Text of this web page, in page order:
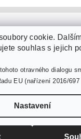
Vytvořil Shoptet
cookie.
souhlas s jejich
otravného dialogu
EU (nařízení 2016/
Nastavení